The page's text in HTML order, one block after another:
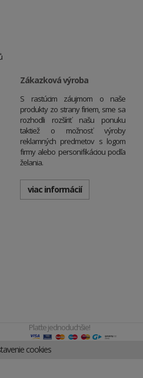
Zákazková výroba
S rastúcim záujmom o naše
produkty zo strany firiem, sme sa
rozhodli rozšíriť našu ponuku
taktiež o možnosť výroby
reklamných predmetov s logom
firmy alebo personifikáciou podľa
želania.
viac informácií
Plaťte jednoduchšie!
cookies